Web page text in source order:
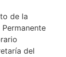
de la
del